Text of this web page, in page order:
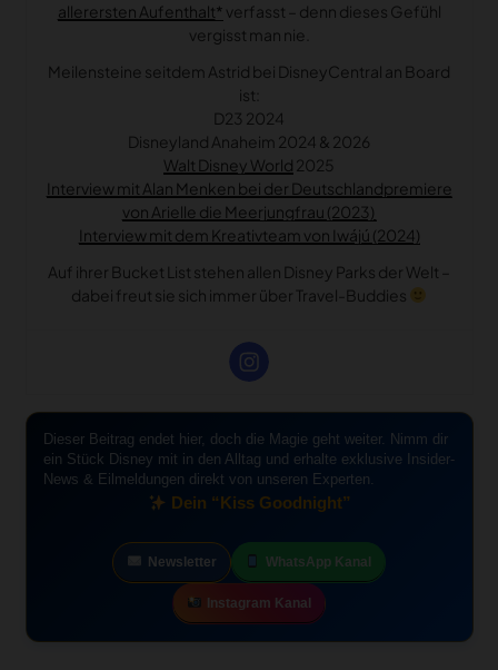
allerersten Aufenthalt
verfasst – denn dieses Gefühl
vergisst man nie.
Meilensteine seitdem Astrid bei DisneyCentral an Board
ist:
D23 2024
Disneyland Anaheim 2024 & 2026
Walt Disney World 2025
Interview mit Alan Menken bei der Deutschlandpremiere
von Arielle die Meerjungfrau (2023)
Interview mit dem Kreativteam von Iwájú (2024)
Auf ihrer Bucket List stehen allen Disney Parks der Welt –
dabei freut sie sich immer über Travel-Buddies
Dieser Beitrag endet hier, doch die Magie geht weiter. Nimm dir
ein Stück Disney mit in den Alltag und erhalte exklusive Insider-
News & Eilmeldungen direkt von unseren Experten.
Dein “Kiss Goodnight”
Newsletter WhatsApp Kanal
Instagram Kanal